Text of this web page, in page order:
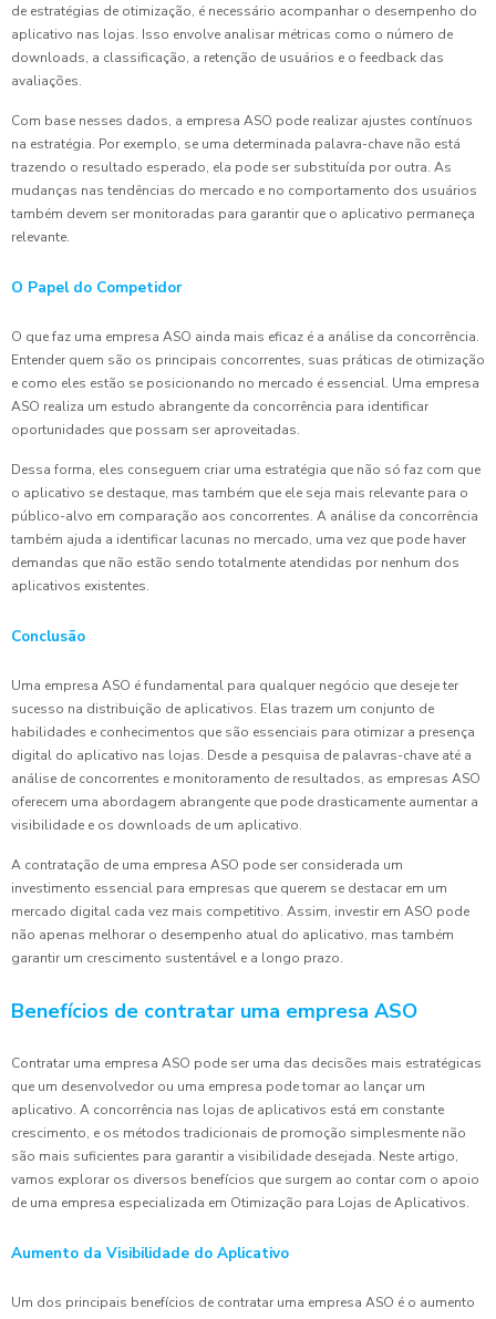
de estratégias de otimização, é necessário acompanhar o desempenho do
aplicativo nas lojas. Isso envolve analisar métricas como o número de
downloads, a classificação, a retenção de usuários e o feedback das
avaliações.
Com base nesses dados, a empresa ASO pode realizar ajustes contínuos
na estratégia. Por exemplo, se uma determinada palavra-chave não está
trazendo o resultado esperado, ela pode ser substituída por outra. As
mudanças nas tendências do mercado e no comportamento dos usuários
também devem ser monitoradas para garantir que o aplicativo permaneça
relevante.
O Papel do Competidor
O que faz uma empresa ASO ainda mais eficaz é a análise da concorrência.
Entender quem são os principais concorrentes, suas práticas de otimização
e como eles estão se posicionando no mercado é essencial. Uma empresa
ASO realiza um estudo abrangente da concorrência para identificar
oportunidades que possam ser aproveitadas.
Dessa forma, eles conseguem criar uma estratégia que não só faz com que
o aplicativo se destaque, mas também que ele seja mais relevante para o
público-alvo em comparação aos concorrentes. A análise da concorrência
também ajuda a identificar lacunas no mercado, uma vez que pode haver
demandas que não estão sendo totalmente atendidas por nenhum dos
aplicativos existentes.
Conclusão
Uma empresa ASO é fundamental para qualquer negócio que deseje ter
sucesso na distribuição de aplicativos. Elas trazem um conjunto de
habilidades e conhecimentos que são essenciais para otimizar a presença
digital do aplicativo nas lojas. Desde a pesquisa de palavras-chave até a
análise de concorrentes e monitoramento de resultados, as empresas ASO
oferecem uma abordagem abrangente que pode drasticamente aumentar a
visibilidade e os downloads de um aplicativo.
A contratação de uma empresa ASO pode ser considerada um
investimento essencial para empresas que querem se destacar em um
mercado digital cada vez mais competitivo. Assim, investir em ASO pode
não apenas melhorar o desempenho atual do aplicativo, mas também
garantir um crescimento sustentável e a longo prazo.
Benefícios de contratar uma empresa ASO
Contratar uma empresa ASO pode ser uma das decisões mais estratégicas
que um desenvolvedor ou uma empresa pode tomar ao lançar um
aplicativo. A concorrência nas lojas de aplicativos está em constante
crescimento, e os métodos tradicionais de promoção simplesmente não
são mais suficientes para garantir a visibilidade desejada. Neste artigo,
vamos explorar os diversos benefícios que surgem ao contar com o apoio
de uma empresa especializada em Otimização para Lojas de Aplicativos.
Aumento da Visibilidade do Aplicativo
Um dos principais benefícios de contratar uma empresa ASO é o aumento